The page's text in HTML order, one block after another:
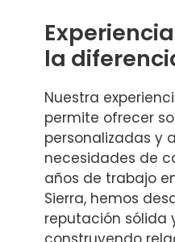
la
Nuestra
permite ofrecer
personalizadas y
necesidades de
años de trabajo
Sierra, hemos
reputación sólida